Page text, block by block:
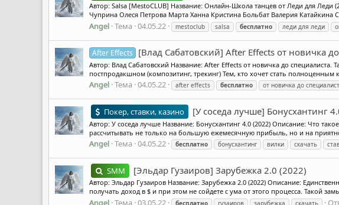
Автор: Salsa [MestoCLUB] Название: Онлайн-Школа танцев от Леди для
Чуприна Олеся Петрова Марта Ханна Кристина Больбат Валерия Катайкина
Angel Тема 04.05.22 mestoclub salsa бесплатно леди для леди
After Effects [Влад Сабатовский] After Effects от новичка
Автор: Влад Сабатовский Название: After Effects от новичка до
постпродакшном (композитинг, трекинг) Тем, кто хочет стать полноценным
Angel Тема 04.05.22 after effects бесплатно от новичка до
Покер, ставки, казино [У соседа лучше] Бонусхантинг
Автор: У соседа лучше Название: Бонусхантинг 4.0 (2022) Описание: Что
рассчитывать не только на большую ежемесячную прибыль, но и на
Angel Тема 04.05.22 бесплатно бонусхантинг вилки скачать
SMM [Эльдар Гузаиров] Зарубежка 2.0 (2022)
Автор: Эльдар Гузаиров Название: Зарубежка 2.0 (2022) Описание:
получать доход в $ и при этом не сойдете с ума от этого процесса. Такой
Angel Тема 03.05.22 бесплатно гузаиров зарубежка скачать